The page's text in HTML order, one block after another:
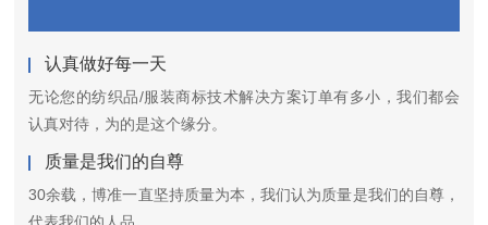
认真做好每一天
无论您的纺织品/服装商标技术解决方案订单有多小，我们都会
认真对待，为的是这个缘分。
质量是我们的自尊
30余载，博准一直坚持质量为本，我们认为质量是我们的自尊，
代表我们的人品。